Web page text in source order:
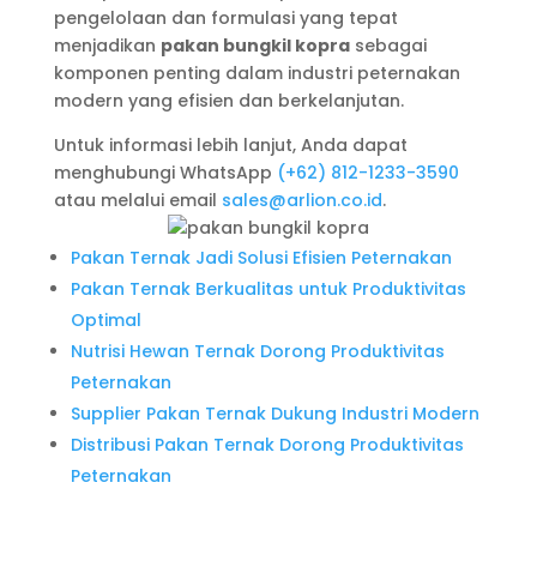
pengelolaan dan formulasi yang tepat
menjadikan pakan bungkil koprasebagai
komponen penting dalam industri peternakan
modern yang efisien dan berkelanjutan.
Untuk informasi lebih lanjut, Anda dapat
menghubungi WhatsApp (+62) 812-1233-3590
atau melalui email sales@arlion.co.id.
Pakan Ternak Jadi Solusi Efisien Peternakan
Pakan Ternak Berkualitas untuk Produktivitas
Optimal
Nutrisi Hewan Ternak Dorong Produktivitas
Peternakan
Supplier Pakan Ternak Dukung Industri Modern
Distribusi Pakan Ternak Dorong Produktivitas
Peternakan